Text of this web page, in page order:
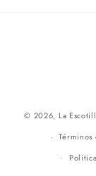
© 2026, La